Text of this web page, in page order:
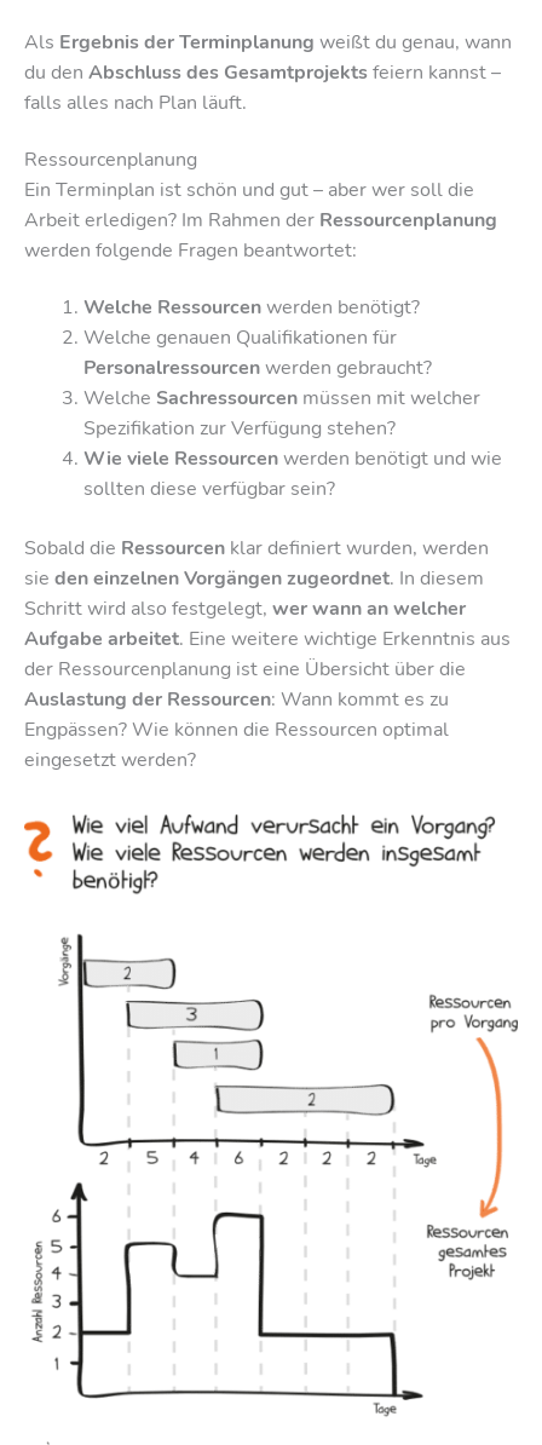
Als Ergebnis der Terminplanung weißt du genau, wann
du den Abschluss des Gesamtprojektsfeiern kannst –
falls alles nach Plan läuft.
Ressourcenplanung
Ein Terminplan ist schön und gut – aber wer soll die
Arbeit erledigen? Im Rahmen der Ressourcenplanung
werden folgende Fragen beantwortet:
Welche Ressourcenwerden benötigt?
Welche genauen Qualifikationen für
Personalressourcenwerden gebraucht?
Welche Sachressourcen müssen mit welcher
Spezifikation zur Verfügung stehen?
Wie viele Ressourcenwerden benötigt und wie
sollten diese verfügbar sein?
Sobald die Ressourcen klar definiert wurden, werden
sie den einzelnen Vorgängen zugeordnet. In diesem
Schritt wird also festgelegt, wer wann an welcher
Aufgabe arbeitet. Eine weitere wichtige Erkenntnis aus
der Ressourcenplanung ist eine Übersicht über die
Auslastung der Ressourcen: Wann kommt es zu
Engpässen? Wie können die Ressourcen optimal
eingesetzt werden?